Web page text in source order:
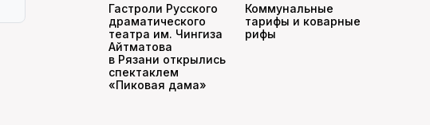
Гастроли Русского
драматического
театра им. Чингиза
Айтматова
в Рязани открылись
спектаклем
«Пиковая дама»
Коммунальные
тарифы и коварные
рифы